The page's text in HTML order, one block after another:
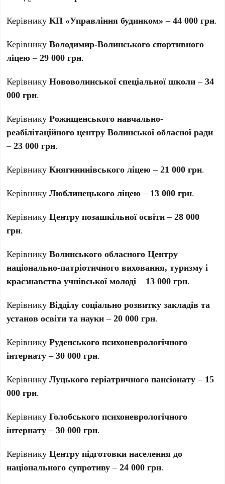
КерівникуКП «Управління будинком» –44 000 грн.
КерівникуВолодимир-Волинського спортивного
ліцею –29 000 грн.
КерівникуНововолинської спеціальної школи–34
000 грн.
КерівникуРожищенського навчально-
реабілітаційного центру Волинської обласної ради
–23 000 грн.
КерівникуКнягининівського ліцею –21 000 грн.
КерівникуЛюблинецького ліцею – 13 000 грн.
КерівникуЦентру позашкільної освіти–28 000
грн.
КерівникуВолинського обласного Центру
національно-патріотичного виховання, туризму і
краєзнавства учнівської молоді– 13 000 грн.
КерівникуВідділу соціально розвитку закладів та
установ освіти та науки–20 000 грн.
КерівникуРуденського психоневрологічного
інтернату–30 000 грн.
КерівникуЛуцького геріатричного пансіонату– 15
000 грн.
КерівникуГолобського психоневрологічного
інтернату–30 000 грн.
КерівникуЦентру підготовки населення до
національного супротиву–24 000 грн.